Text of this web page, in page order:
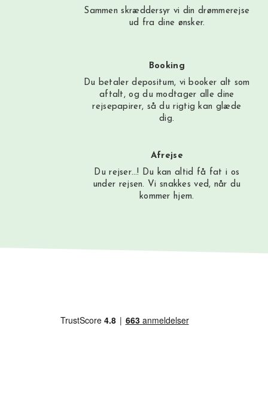
Sammen skræddersyr vi din drømmerejse
ud fra dine ønsker.
Booking
Du betaler depositum, vi booker alt som
aftalt, og du modtager alle dine
rejsepapirer, så du rigtig kan glæde
dig.
Afrejse
Du rejser…! Du kan altid få fat i os
under rejsen. Vi snakkes ved, når du
kommer hjem.